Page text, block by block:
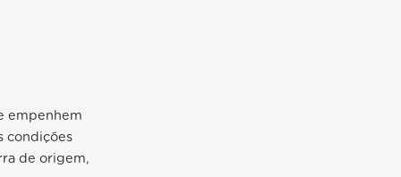
empenhem
condições
de origem,